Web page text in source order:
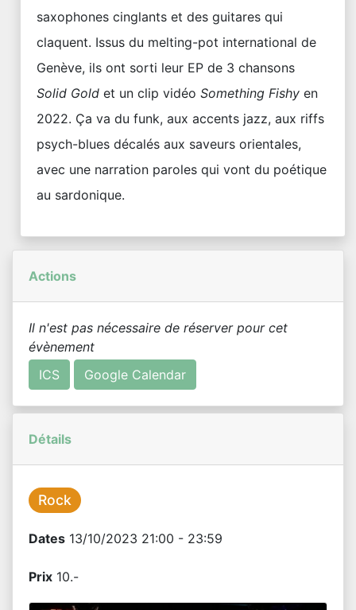
saxophones cinglants et des guitares qui
claquent. Issus du melting-pot international de
Genève, ils ont sorti leur EP de 3 chansons
Solid Gold et un clip vidéo Something Fishy en
2022. Ça va du funk, aux accents jazz, aux riffs
psych-blues décalés aux saveurs orientales,
avec une narration paroles qui vont du poétique
au sardonique.
Actions
Il n'est pas nécessaire de réserver pour cet
évènement
ICS
Google Calendar
Détails
Rock
Dates 13/10/2023 21:00 - 23:59
Prix 10.-